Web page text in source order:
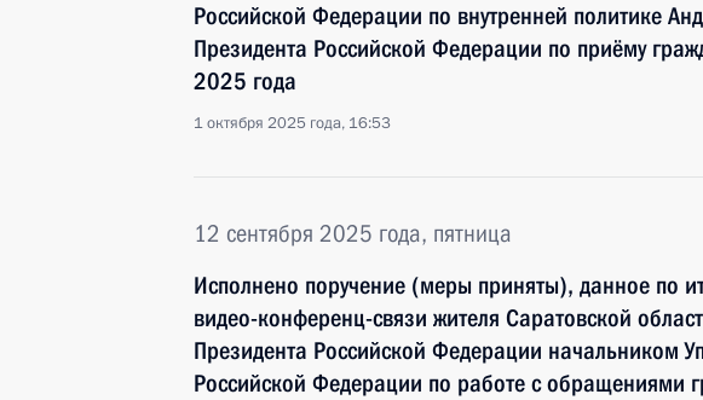
Российской Федерации по внутренней политике
Президента Российской Федерации по приёму
2025 года
1 октября 2025 года, 16:53
12 сентября 2025 года, пятница
Исполнено поручение (меры приняты), данное по
видео-конференц-связи жителя Саратовской
Президента Российской Федерации начальником
Российской Федерации по работе с обращениями